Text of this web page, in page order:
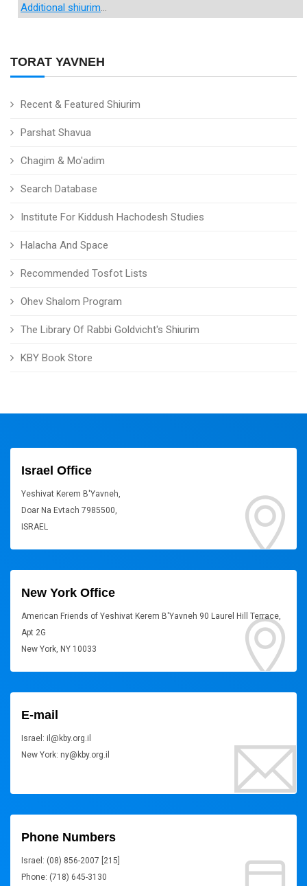
TORAT YAVNEH
Recent & Featured Shiurim
Parshat Shavua
Chagim & Mo'adim
Search Database
Institute For Kiddush Hachodesh Studies
Halacha And Space
Recommended Tosfot Lists
Ohev Shalom Program
The Library Of Rabbi Goldvicht's Shiurim
KBY Book Store
Additional shiurim...
Israel Office
Yeshivat Kerem B'Yavneh,
Doar Na Evtach 7985500,
ISRAEL
New York Office
American Friends of Yeshivat Kerem B'Yavneh 90 Laurel Hill Terrace,
Apt 2G
New York, NY 10033
E-mail
Israel: il@kby.org.il
New York: ny@kby.org.il
Phone Numbers
Israel: (08) 856-2007 [215]
Phone: (718) 645-3130